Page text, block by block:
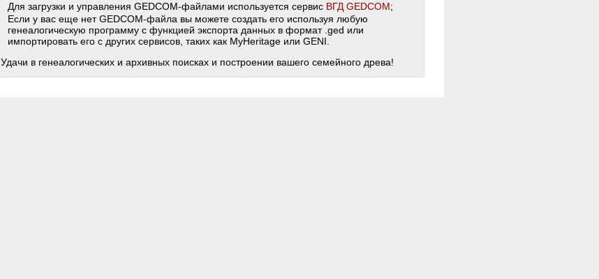
Для загрузки и управления GEDCOM-файлами используется сервис ВГД GEDCOM;
Если у вас еще нет GEDCOM-файла вы можете создать его используя любую
генеалогическую программу с функцией экспорта данных в формат .ged или
импортировать его с других сервисов, таких как MyHeritage или GENI.
Удачи в генеалогических и архивных поисках и построении вашего семейного древа!